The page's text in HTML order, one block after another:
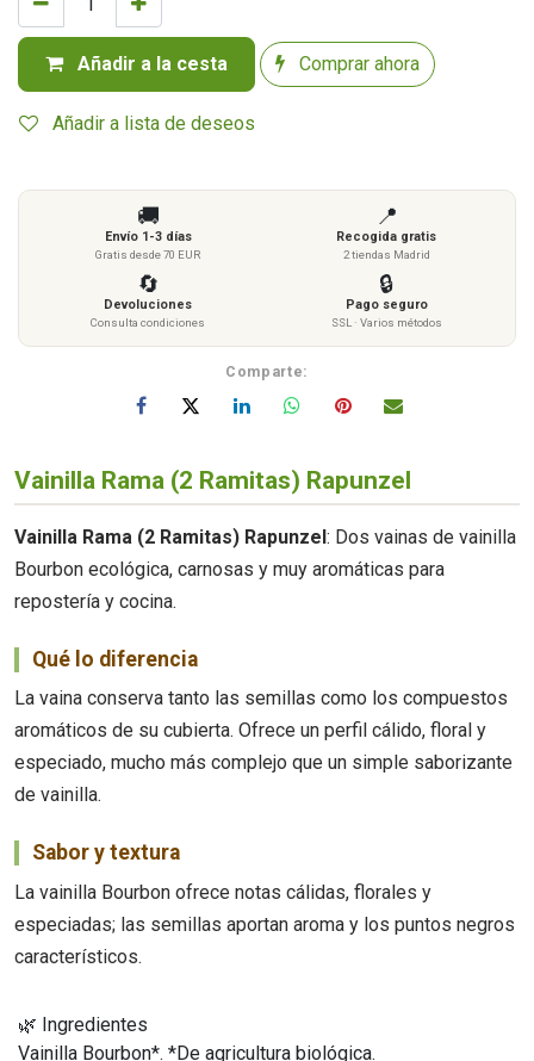
Añadir a la cesta Comprar ahora
Añadir a lista de deseos
🚚
Envío 1-3 días
Gratis desde 70 EUR
📍
Recogida gratis
2 tiendas Madrid
🔄
Devoluciones
Consulta condiciones
🔒
Pago seguro
SSL · Varios métodos
Comparte:
Vainilla Rama (2 Ramitas) Rapunzel
Vainilla Rama (2 Ramitas) Rapunzel: Dos vainas de vainilla
Bourbon ecológica, carnosas y muy aromáticas para
repostería y cocina.
Qué lo diferencia
La vaina conserva tanto las semillas como los compuestos
aromáticos de su cubierta. Ofrece un perfil cálido, floral y
especiado, mucho más complejo que un simple saborizante
de vainilla.
Sabor y textura
La vainilla Bourbon ofrece notas cálidas, florales y
especiadas; las semillas aportan aroma y los puntos negros
característicos.
🌿 Ingredientes
Vainilla Bourbon*. *De agricultura biológica.